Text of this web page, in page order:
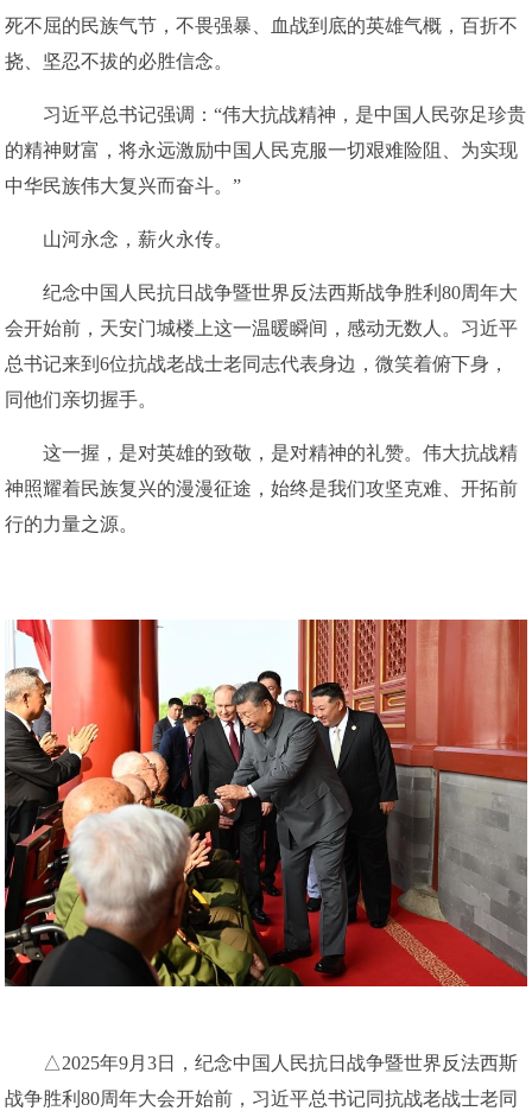
死不屈的民族气节，不畏强暴、血战到底的英雄气概，百折不
挠、坚忍不拔的必胜信念。
习近平总书记强调：“伟大抗战精神，是中国人民弥足珍贵
的精神财富，将永远激励中国人民克服一切艰难险阻、为实现
中华民族伟大复兴而奋斗。”
山河永念，薪火永传。
纪念中国人民抗日战争暨世界反法西斯战争胜利80周年大
会开始前，天安门城楼上这一温暖瞬间，感动无数人。习近平
总书记来到6位抗战老战士老同志代表身边，微笑着俯下身，
同他们亲切握手。
这一握，是对英雄的致敬，是对精神的礼赞。伟大抗战精
神照耀着民族复兴的漫漫征途，始终是我们攻坚克难、开拓前
行的力量之源。
△2025年9月3日，纪念中国人民抗日战争暨世界反法西斯
战争胜利80周年大会开始前，习近平总书记同抗战老战士老同